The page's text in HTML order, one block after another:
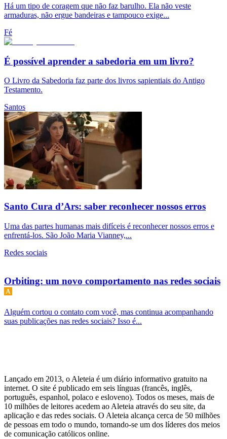
Há um tipo de coragem que não faz barulho. Ela não veste
armaduras, não ergue bandeiras e tampouco exige...
Fé
É possível aprender a sabedoria em um livro?
O Livro da Sabedoria faz parte dos livros sapientiais do Antigo
Testamento.
Santos
Santo Cura d’Ars: saber reconhecer nossos erros
Uma das partes humanas mais difíceis é reconhecer nossos erros e
enfrentá-los. São João Maria Vianney,...
Redes sociais
Orbiting: um novo comportamento nas redes sociais
Alguém cortou o contato com você, mas continua acompanhando
suas publicações nas redes sociais? Isso é...
Lançado em 2013, o Aleteia é um diário informativo gratuito na
internet. O site é publicado em seis línguas (francês, inglês,
português, espanhol, polaco e esloveno). Todos os meses, mais de
10 milhões de leitores acedem ao Aleteia através do seu site, da
aplicação e das redes sociais. O Aleteia alcança cerca de 50 milhões
de pessoas em todo o mundo, tornando-se um dos líderes dos meios
de comunicação católicos online.